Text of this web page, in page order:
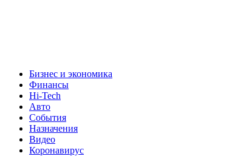
Бизнес и экономика
Финансы
Hi-Tech
Авто
События
Назначения
Видео
Коронавирус